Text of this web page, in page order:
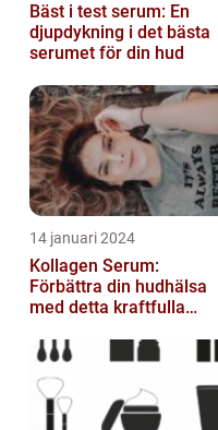
Bäst i test serum: En
djupdykning i det bästa
serumet för din hud
14 januari 2024
Kollagen Serum:
Förbättra din hudhälsa
med detta kraftfulla